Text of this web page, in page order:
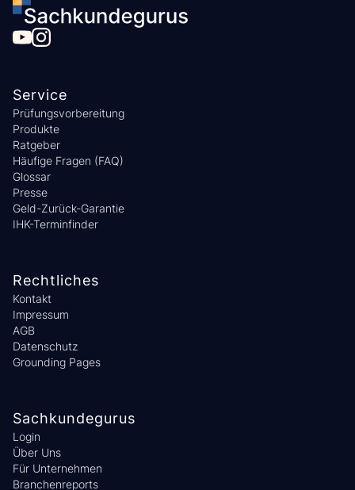
Service
Prüfungsvorbereitung
Produkte
Ratgeber
Häufige Fragen (FAQ)
Glossar
Presse
Geld-Zurück-Garantie
IHK-Terminfinder
Rechtliches
Kontakt
Impressum
AGB
Datenschutz
Grounding Pages
Sachkundegurus
Login
Über Uns
Für Unternehmen
Branchenreports